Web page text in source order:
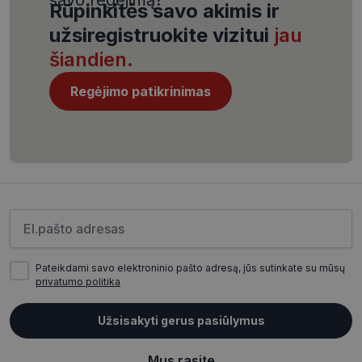
Rūpinkitės savo akimis ir
užsiregistruokite vizitui jau
šiandien.
Regėjimo patikrinimas
Pateikdami savo elektroninio pašto adresą, jūs sutinkate su mūsų
privatumo politika
Užsisakyti gerus pasiūlymus
CookieScriptConsent
CookieScript
www.visionexpress.lt
4 savaitės